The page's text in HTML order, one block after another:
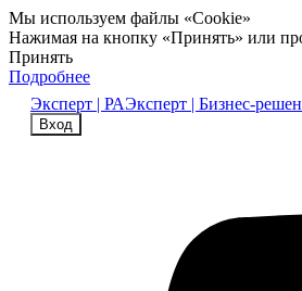
Мы используем файлы «Cookie»
Нажимая на кнопку «Принять» или
Принять
Подробнее
Эксперт | РАЭксперт | Бизнес-
Вход